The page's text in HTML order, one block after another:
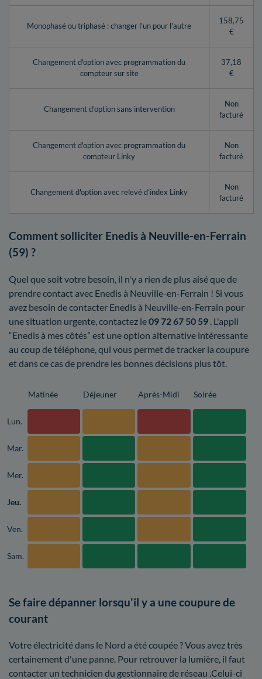
Monophasé ou triphasé : changer l'un pour l'autre
158,75
€
Changement d'option avec programmation du
compteur sur site
37,18
€
Changement d'option sans intervention
Non
facturé
Changement d'option avec programmation du
compteur Linky
Non
facturé
Changement d'option avec relevé d’index Linky
Non
facturé
Comment solliciter Enedis à Neuville-en-Ferrain
(59) ?
Quel que soit votre besoin, il n'y a rien de plus aisé que de
prendre contact avec Enedis à Neuville-en-Ferrain ! Si vous
avez besoin de contacter Enedis à Neuville-en-Ferrain pour
une situation urgente, contactez le09 72 67 50 59 . L'appli
“Enedis à mes côtés” est une option alternative intéressante
au coup de téléphone, qui vous permet de tracker la coupure
et dans ce cas de prendre les bonnes décisions plus tôt.
Matinée Déjeuner Après-Midi Soirée
Lun.
Mar.
Mer.
Jeu.
Ven.
Sam.
Se faire dépanner lorsqu'il y a une coupure de
courant
Votre électricité dans le Nord a été coupée ? Vous avez très
certainement d'une panne. Pour retrouver la lumière, il faut
contacter un technicien du gestionnaire de réseau .Celui-ci